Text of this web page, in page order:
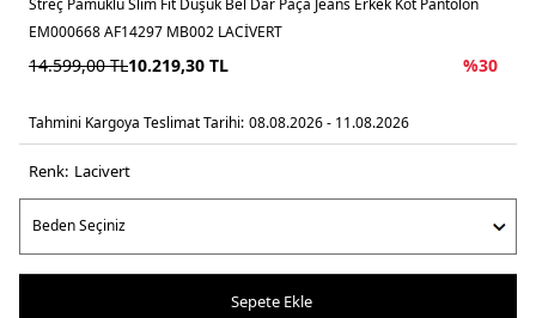
Streç Pamuklu Slim Fit Düşük Bel Dar Paça Jeans Erkek Kot Pantolon
EM000668 AF14297 MB002 LACİVERT
14.599,00TL10.219,30 TL %30
Tahmini Kargoya Teslimat Tarihi: 08.08.2026 - 11.08.2026
Renk: laci̇vert
Sepete Ekle